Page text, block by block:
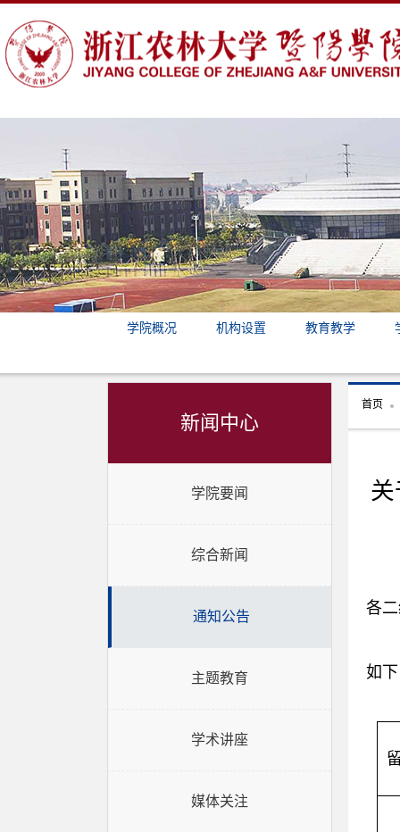
学院概况 机构设置 教育教学
新闻中心
学院要闻
综合新闻
通知公告
主题教育
学术讲座
媒体关注
首页
各
如